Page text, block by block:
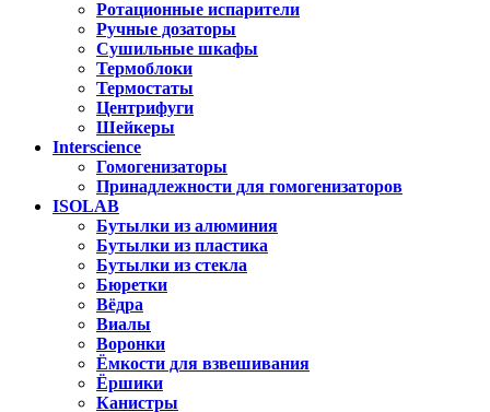
Ротационные испарители
Ручные дозаторы
Сушильные шкафы
Термоблоки
Термостаты
Центрифуги
Шейкеры
Interscience
Гомогенизаторы
Принадлежности для гомогенизаторов
ISOLAB
Бутылки из алюминия
Бутылки из пластика
Бутылки из стекла
Бюретки
Вёдра
Виалы
Воронки
Ёмкости для взвешивания
Ёршики
Канистры